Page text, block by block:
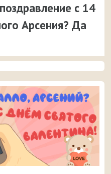
с 14
Арсения? Да